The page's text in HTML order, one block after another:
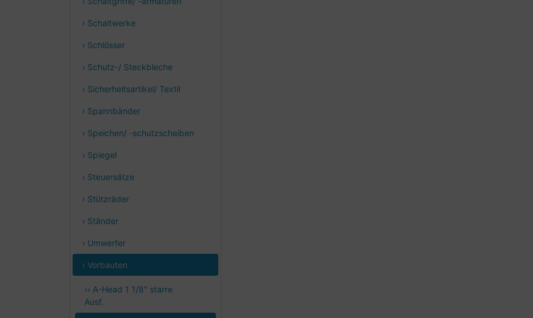
› Schaltwerke
› Schlösser
› Schutz-/ Steckbleche
› Sicherheitsartikel/ Textil
› Spannbänder
› Speichen/ -schutzscheiben
› Spiegel
› Steuersätze
› Stützräder
› Ständer
› Umwerfer
› Vorbauten
›› A-Head 1 1/8" starre
Ausf.